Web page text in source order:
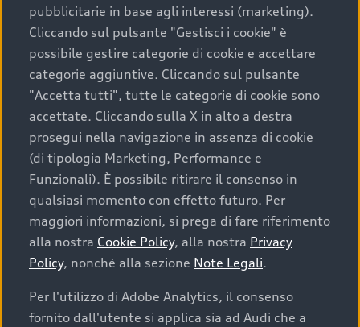
Scegliere un’auto usata è una decisione che coniuga
convenienza, affidabilità e sostenibilità. Per fare un
acquisto sicuro, è essenziale considerare aspetti
determinanti come la garanzia inclusa e l’affidabilità del
marchio. Audi offre l’auto usata perfetta tramite Audi
Prima Scelta :plus
Cosa sapere prima di
acquistare la tua prossima
auto
I requisiti fondamentali da considerare prima di
pubblicitarie in base agli interessi (marketing).
Cliccando sul pulsante "Gestisci i cookie" è
possibile gestire categorie di cookie e accettare
categorie aggiuntive. Cliccando sul pulsante
"Accetta tutti", tutte le categorie di cookie sono
accettate. Cliccando sulla X in alto a destra
prosegui nella navigazione in assenza di cookie
(di tipologia Marketing, Performance e
Funzionali). È possibile ritirare il consenso in
qualsiasi momento con effetto futuro. Per
maggiori informazioni, si prega di fare riferimento
alla nostra Cookie Policy, alla nostra Privacy
Policy, nonché alla sezione Note Legali.
Per l'utilizzo di Adobe Analytics, il consenso
fornito dall'utente si applica sia ad Audi che a